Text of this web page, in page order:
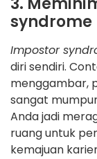
syndrome
Impostor
diri sendiri.
menggambar,
sangat
Anda jadi
ruang untuk
kemajuan